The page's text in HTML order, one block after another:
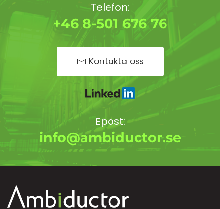
Telefon:
+46 8-501 676 76
Kontakta oss
Epost:
info@ambiductor.se